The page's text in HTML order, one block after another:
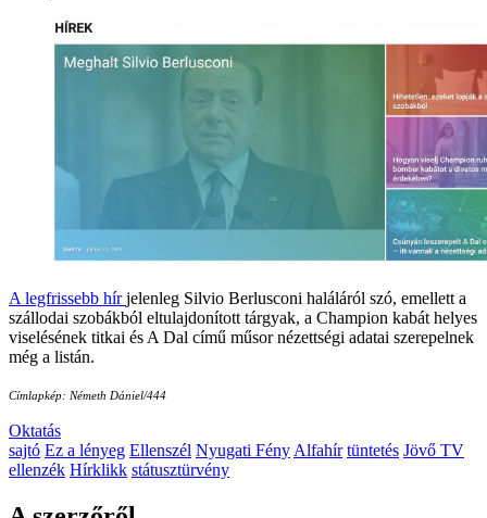
A legfrissebb hírjelenleg Silvio Berlusconi haláláról szó, emellett a
szállodai szobákból eltulajdonított tárgyak, a Champion kabát helyes
viselésének titkai és A Dal című műsor nézettségi adatai szerepelnek
még a listán.
Címlapkép: Németh Dániel/444
Oktatás
sajtó Ez a lényeg Ellenszél Nyugati Fény Alfahír tüntetés Jövő TV
ellenzék Hírklikk státusztürvény